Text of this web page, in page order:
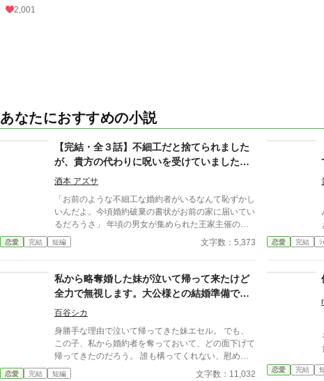
2,001
あなたにおすすめの小説
【完結・全３話】不細工だと捨てられました
が、貴方の代わりに呪いを受けていました。
もう代わりは辞めます。呪いの処理はご自身
酒本 アズサ
「お前のような不細工な婚約者がいるなんて恥ずかし
いんだよ。今頃婚約破棄の書状がお前の家に届いてい
るだろうさ」 年頃の男女が集められた王家主催のお
茶会でそう言ったのは、幼い頃からの婚約者セザール
様。 確かに私は見た目がよくない、血色は悪く、肌
ない。 だけどこれはあの日呪われたセザール様を助
けたい一心で、身代わりになる魔導具を使った結果な
のに。 当時は私に申し訳なさそうにしながらも感謝
していたのに、時と共に忘れてしまわれたのですね。
結局婚約破棄されてしまった私は、抱き続けていた恋
心と共に身代わりの魔導具も捨てます。 当然呪いは
本来の標的に向かいますからね？ 日に日に本来の美
しさを取り戻す私とは対照的に、セザール様は……。
恩を忘れた愚かな婚約者には同情しません！
恋愛 完結 短編 文字数：5,373 恋愛 完結 ｼ
私から略奪婚した妹が泣いて帰って来たけど
全力で無視します。大公様との結婚準備で忙
しい～忙しいぃ～♪
百谷シカ
身勝手な理由で泣いて帰ってきた妹エセル。 でも、
この子、私から婚約者を奪っておいて、どの面下げて
帰ってきたのだろう。 誰も構ってくれない、慰めて
くれないと泣き喚くエセル。 両親はひたすらに妹を
恋愛 完結 短編 文字数：11,032
る
恋愛 完結